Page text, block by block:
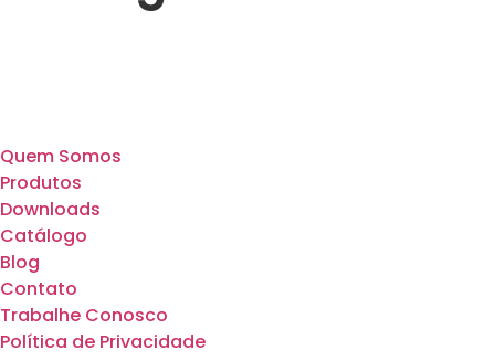
Quem Somos
Produtos
Downloads
Catálogo
Blog
Contato
Trabalhe Conosco
Política de Privacidade